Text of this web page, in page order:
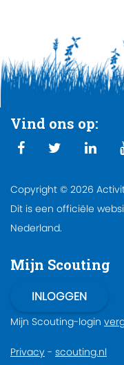
Vind ons op:
Copyright © 2026
Dit is een officiële
Nederland.
Mijn Scouting
Mijn Scouting-login
Privacy - scouting.nl